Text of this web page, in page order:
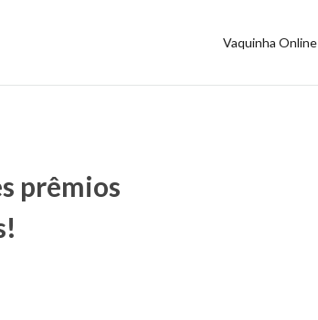
Vaquinha Online
prêmios